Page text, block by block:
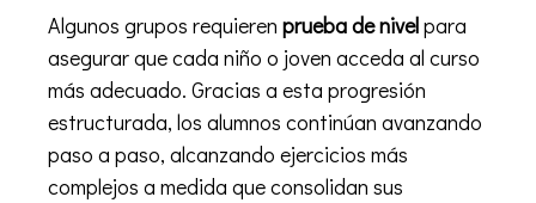
Algunos grupos requieren prueba de nivelpara
asegurar que cada niño o joven acceda al curso
más adecuado. Gracias a esta progresión
estructurada, los alumnos continúan avanzando
paso a paso, alcanzando ejercicios más
complejos a medida que consolidan sus